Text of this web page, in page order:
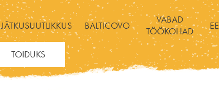
TOIDUKS
JÄTKUSUUTLIKKUS BALTICOVO
VABAD
TÖÖKOHAD
EE